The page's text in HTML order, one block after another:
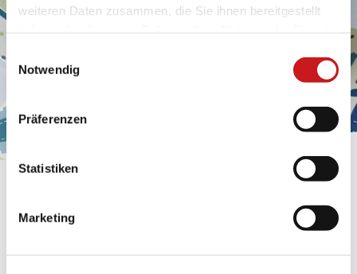
weiteren Daten zusammen, die Sie ihnen bereitgestellt
Datenschutzhinweisen
mehr darüber, wer wir sind, wie
personenbezogene Daten verarbeiten. Hier geht’s zum
Impressum.
Notwendig
Präferenzen
Statistiken
Marketing